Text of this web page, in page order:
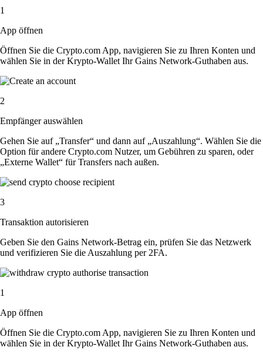
1
App öffnen
Öffnen Sie die Crypto.com App, navigieren Sie zu Ihren Konten und
wählen Sie in der Krypto-Wallet Ihr Gains Network-Guthaben aus.
2
Empfänger auswählen
Gehen Sie auf „Transfer“ und dann auf „Auszahlung“. Wählen Sie die
Option für andere Crypto.com Nutzer, um Gebühren zu sparen, oder
„Externe Wallet“ für Transfers nach außen.
3
Transaktion autorisieren
Geben Sie den Gains Network-Betrag ein, prüfen Sie das Netzwerk
und verifizieren Sie die Auszahlung per 2FA.
1
App öffnen
Öffnen Sie die Crypto.com App, navigieren Sie zu Ihren Konten und
wählen Sie in der Krypto-Wallet Ihr Gains Network-Guthaben aus.